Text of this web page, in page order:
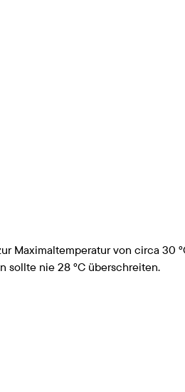
Maximaltemperatur von circa 30
sollte nie 28 °C überschreiten.